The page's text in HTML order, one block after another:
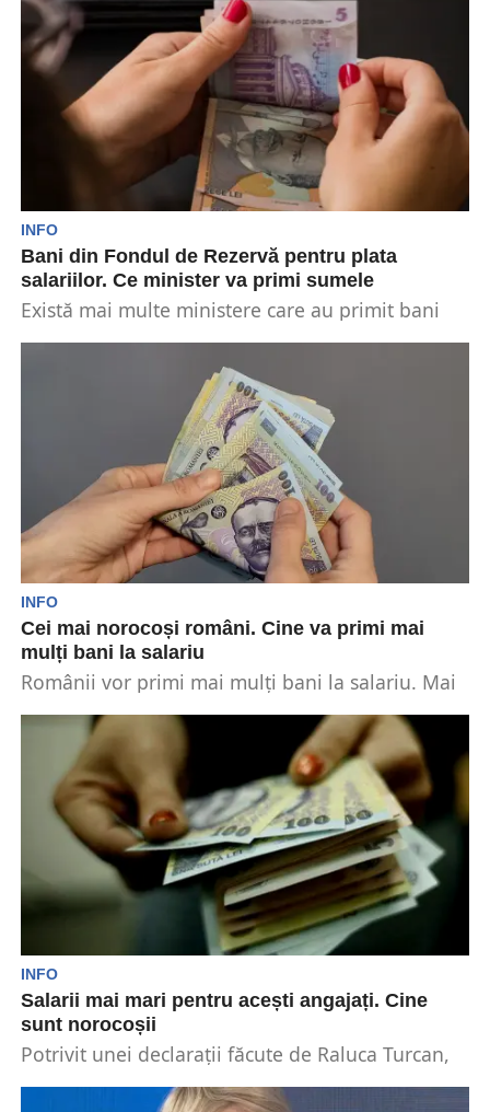
INFO
Bani din Fondul de Rezervă pentru plata
salariilor. Ce minister va primi sumele
Există mai multe ministere care au primit bani
INFO
Cei mai norocoși români. Cine va primi mai
mulți bani la salariu
Românii vor primi mai mulți bani la salariu. Mai
INFO
Salarii mai mari pentru acești angajați. Cine
sunt norocoșii
Potrivit unei declarații făcute de Raluca Turcan,
salarii prea mici....